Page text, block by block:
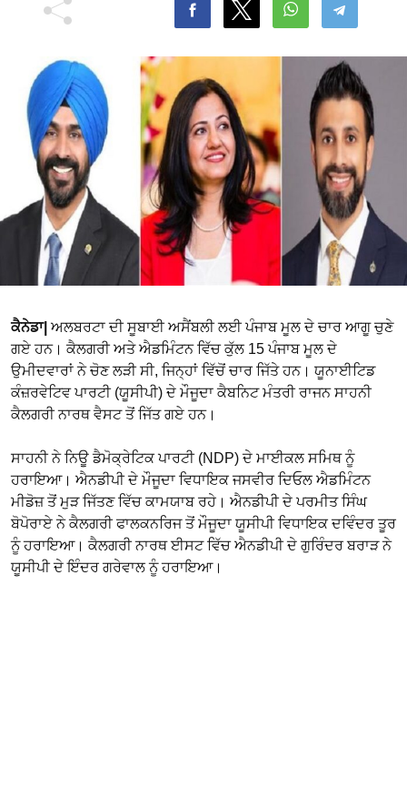
ਕੈਨੇਡਾ| ਅਲਬਰਟਾ ਦੀ ਸੂਬਾਈ ਅਸੈਂਬਲੀ ਲਈ ਪੰਜਾਬ ਮੂਲ ਦੇ ਚਾਰ ਆਗੂ ਚੁਣੇ
ਗਏ ਹਨ। ਕੈਲਗਰੀ ਅਤੇ ਐਡਮਿੰਟਨ ਵਿੱਚ ਕੁੱਲ 15 ਪੰਜਾਬ ਮੂਲ ਦੇ
ਉਮੀਦਵਾਰਾਂ ਨੇ ਚੋਣ ਲੜੀ ਸੀ, ਜਿਨ੍ਹਾਂ ਵਿੱਚੋਂ ਚਾਰ ਜਿੱਤੇ ਹਨ। ਯੂਨਾਈਟਿਡ
ਕੰਜ਼ਰਵੇਟਿਵ ਪਾਰਟੀ (ਯੂਸੀਪੀ) ਦੇ ਮੌਜੂਦਾ ਕੈਬਨਿਟ ਮੰਤਰੀ ਰਾਜਨ ਸਾਹਨੀ
ਕੈਲਗਰੀ ਨਾਰਥ ਵੈਸਟ ਤੋਂ ਜਿੱਤ ਗਏ ਹਨ।
ਸਾਹਨੀ ਨੇ ਨਿਊ ਡੈਮੋਕ੍ਰੇਟਿਕ ਪਾਰਟੀ (NDP) ਦੇ ਮਾਈਕਲ ਸਮਿਥ ਨੂੰ
ਹਰਾਇਆ। ਐਨਡੀਪੀ ਦੇ ਮੌਜੂਦਾ ਵਿਧਾਇਕ ਜਸਵੀਰ ਦਿਓਲ ਐਡਮਿੰਟਨ
ਮੀਡੋਜ਼ ਤੋਂ ਮੁੜ ਜਿੱਤਣ ਵਿੱਚ ਕਾਮਯਾਬ ਰਹੇ। ਐਨਡੀਪੀ ਦੇ ਪਰਮੀਤ ਸਿੰਘ
ਬੋਪੋਰਾਏ ਨੇ ਕੈਲਗਰੀ ਫਾਲਕਨਰਿਜ ਤੋਂ ਮੌਜੂਦਾ ਯੂਸੀਪੀ ਵਿਧਾਇਕ ਦਵਿੰਦਰ ਤੂਰ
ਨੂੰ ਹਰਾਇਆ। ਕੈਲਗਰੀ ਨਾਰਥ ਈਸਟ ਵਿੱਚ ਐਨਡੀਪੀ ਦੇ ਗੁਰਿੰਦਰ ਬਰਾੜ ਨੇ
ਯੂਸੀਪੀ ਦੇ ਇੰਦਰ ਗਰੇਵਾਲ ਨੂੰ ਹਰਾਇਆ।